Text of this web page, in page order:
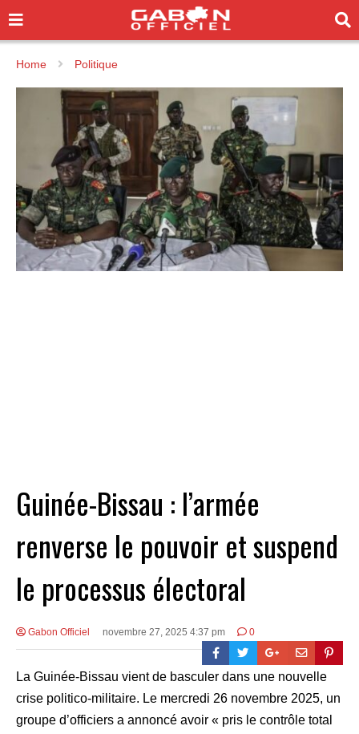
Home Politique
Guinée-Bissau : l’armée
renverse le pouvoir et suspend
le processus électoral
Gabon Officiel novembre 27, 2025 4:37 pm 0
La Guinée-Bissau vient de basculer dans une nouvelle
crise politico-militaire. Le mercredi 26 novembre 2025, un
groupe d’officiers a annoncé avoir « pris le contrôle total